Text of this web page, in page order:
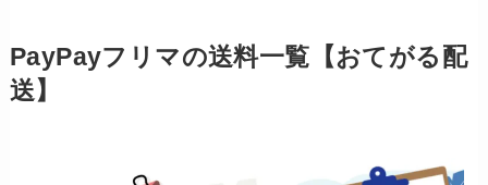
PayPayフリマの送料一覧【おてがる配
送】